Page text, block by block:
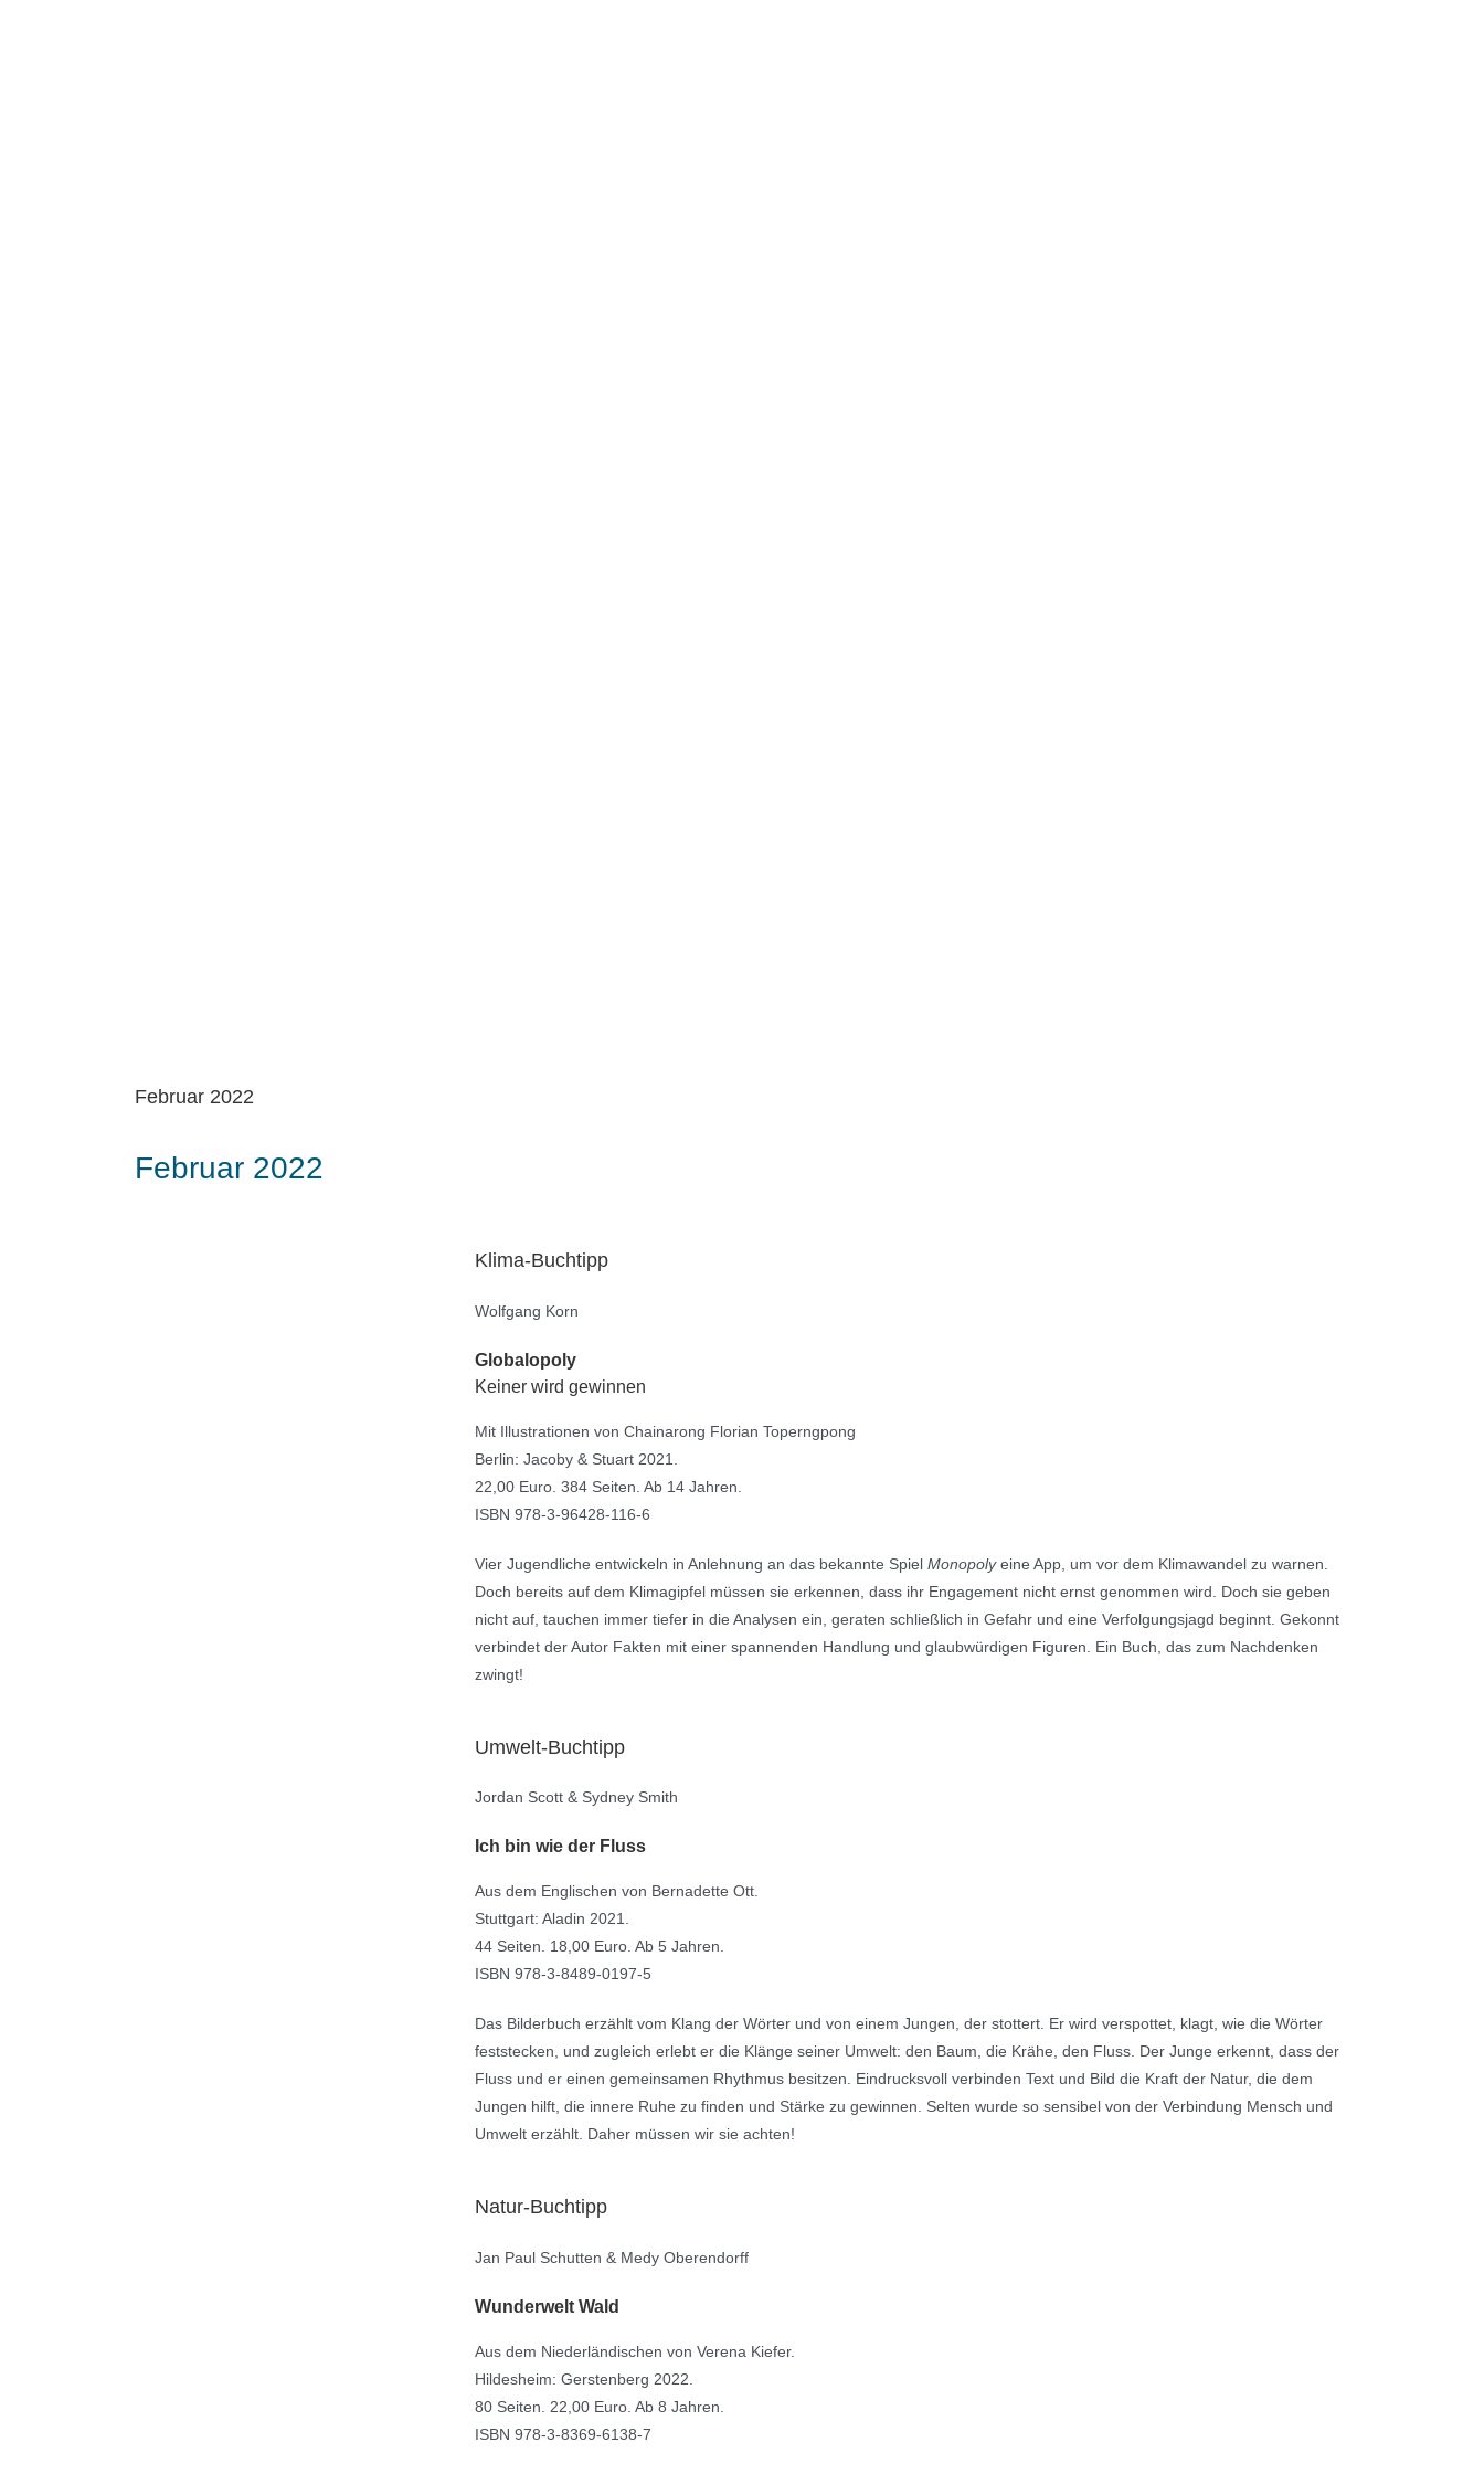
Februar 2022
Februar 2022
Klima-Buchtipp
Wolfgang Korn
Globalopoly
Keiner wird gewinnen
Mit Illustrationen von Chainarong Florian Toperngpong
Berlin: Jacoby & Stuart 2021.
22,00 Euro. 384 Seiten. Ab 14 Jahren.
ISBN 978-3-96428-116-6
Vier Jugendliche entwickeln in Anlehnung an das bekannte Spiel Monopolyeine App, um vor dem Klimawandel zu warnen.
Doch bereits auf dem Klimagipfel müssen sie erkennen, dass ihr Engagement nicht ernst genommen wird. Doch sie geben
nicht auf, tauchen immer tiefer in die Analysen ein, geraten schließlich in Gefahr und eine Verfolgungsjagd beginnt. Gekonnt
verbindet der Autor Fakten mit einer spannenden Handlung und glaubwürdigen Figuren. Ein Buch, das zum Nachdenken
zwingt!
Umwelt-Buchtipp
Jordan Scott & Sydney Smith
Ich bin wie der Fluss
Aus dem Englischen von Bernadette Ott.
Stuttgart: Aladin 2021.
44 Seiten. 18,00 Euro. Ab 5 Jahren.
ISBN 978-3-8489-0197-5
Das Bilderbuch erzählt vom Klang der Wörter und von einem Jungen, der stottert. Er wird verspottet, klagt, wie die Wörter
feststecken, und zugleich erlebt er die Klänge seiner Umwelt: den Baum, die Krähe, den Fluss. Der Junge erkennt, dass der
Fluss und er einen gemeinsamen Rhythmus besitzen. Eindrucksvoll verbinden Text und Bild die Kraft der Natur, die dem
Jungen hilft, die innere Ruhe zu finden und Stärke zu gewinnen. Selten wurde so sensibel von der Verbindung Mensch und
Umwelt erzählt. Daher müssen wir sie achten!
Natur-Buchtipp
Jan Paul Schutten & Medy Oberendorff
Wunderwelt Wald
Aus dem Niederländischen von Verena Kiefer.
Hildesheim: Gerstenberg 2022.
80 Seiten. 22,00 Euro. Ab 8 Jahren.
ISBN 978-3-8369-6138-7